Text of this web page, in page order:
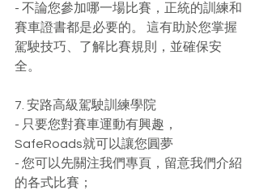
- 不論您參加哪一場比賽，正統的訓練和
賽車證書都是必要的。 這有助於您掌握
駕駛技巧、了解比賽規則，並確保安
全。
7. 安路高級駕駛訓練學院
- 只要您對賽車運動有興趣，
SafeRoads就可以讓您圓夢
- 您可以先關注我們專頁，留意我們介紹
的各式比賽；